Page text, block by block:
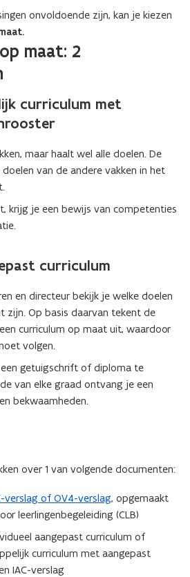
onvoldoende zijn, kan je kiezen
maat: 2
curriculum met
maar haalt wel alle doelen. De
van de andere vakken in het
krijg je een bewijs van competenties
curriculum
en directeur bekijk je welke doelen
zijn. Op basis daarvan tekent de
curriculum op maat uit, waardoor
volgen.
getuigschrift of diploma te
van elke graad ontvang je een
bekwaamheden.
over 1 van volgende documenten:
verslag of OV4-verslag, opgemaakt
leerlingenbegeleiding (CLB)
aangepast curriculum of
curriculum met aangepast
IAC-verslag